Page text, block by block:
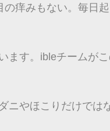
痒みもない。毎日
ます。ibleチームが
ニやほこりだけでは